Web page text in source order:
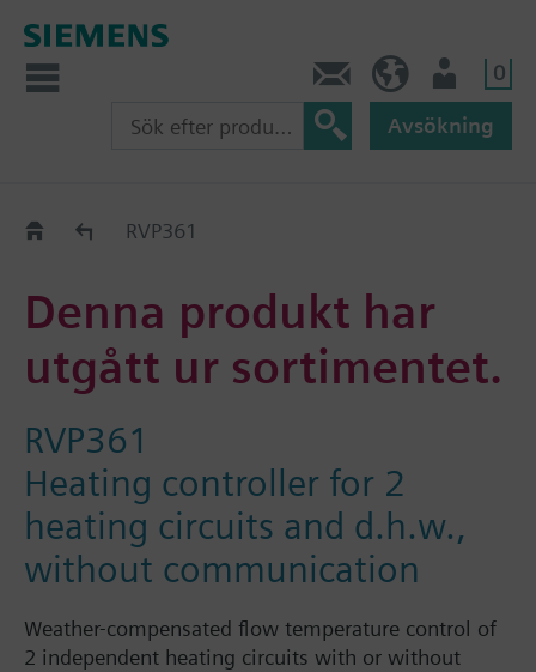
0
Avsökning
Old2NewRVP361
Denna produkt har
utgått ur sortimentet.
RVP361
Heating controller for 2
heating circuits and d.h.w.,
without communication
Weather-compensated flow temperature control of
2 independent heating circuits with or without